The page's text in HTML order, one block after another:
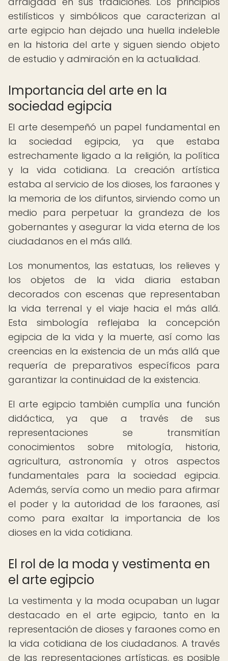
estilísticos y simbólicos que caracterizan al
arte egipcio han dejado una huella indeleble
en la historia del arte y siguen siendo objeto
de estudio y admiración en la actualidad.
Importancia del arte en la
sociedad egipcia
El arte desempeñó un papel fundamental en
la sociedad egipcia, ya que estaba
estrechamente ligado a la religión, la política
y la vida cotidiana. La creación artística
estaba al servicio de los dioses, los faraones y
la memoria de los difuntos, sirviendo como un
medio para perpetuar la grandeza de los
gobernantes y asegurar la vida eterna de los
ciudadanos en el más allá.
Los monumentos, las estatuas, los relieves y
los objetos de la vida diaria estaban
decorados con escenas que representaban
la vida terrenal y el viaje hacia el más allá.
Esta simbología reflejaba la concepción
egipcia de la vida y la muerte, así como las
creencias en la existencia de un más allá que
requería de preparativos específicos para
garantizar la continuidad de la existencia.
El arte egipcio también cumplía una función
didáctica, ya que a través de sus
representaciones se transmitían
conocimientos sobre mitología, historia,
agricultura, astronomía y otros aspectos
fundamentales para la sociedad egipcia.
Además, servía como un medio para afirmar
el poder y la autoridad de los faraones, así
como para exaltar la importancia de los
dioses en la vida cotidiana.
El rol de la moda y vestimenta en
el arte egipcio
La vestimenta y la moda ocupaban un lugar
destacado en el arte egipcio, tanto en la
representación de dioses y faraones como en
la vida cotidiana de los ciudadanos. A través
de las representaciones artísticas, es posible